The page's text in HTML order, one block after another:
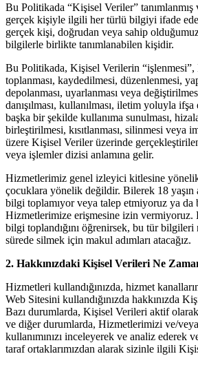
Bu Politikada “Kişisel Veriler” tanımlanmış
gerçek kişiyle ilgili her türlü bilgiyi ifade
gerçek kişi, doğrudan veya sahip
bilgilerle birlikte tanımlanabilen kişidir.
Bu Politikada, Kişisel Verilerin
toplanması, kaydedilmesi, düzenlenmesi,
depolanması, uyarlanması veya
danışılması, kullanılması, iletim yoluyla
başka bir şekilde kullanıma sunulması,
birleştirilmesi, kısıtlanması, silinmesi veya
üzere Kişisel Veriler üzerinde
veya işlemler dizisi anlamına gelir.
Hizmetlerimiz genel izleyici kitlesine
çocuklara yönelik değildir. Bilerek 18 yaşın
bilgi toplamıyor veya talep etmiyoruz ya
Hizmetlerimize erişmesine izin vermiyoruz.
bilgi toplandığını öğrenirsek, bu tür bilgileri
sürede silmek için makul adımları atacağız.
2. Hakkınızdaki Kişisel Verileri Ne
Hizmetleri kullandığınızda, hizmet
Web Sitesini kullandığınızda hakkınızda
Bazı durumlarda, Kişisel Verileri aktif olarak
ve diğer durumlarda, Hizmetlerimizi ve/veya
kullanımınızı inceleyerek ve analiz ederek
taraf ortaklarımızdan alarak sizinle ilgili